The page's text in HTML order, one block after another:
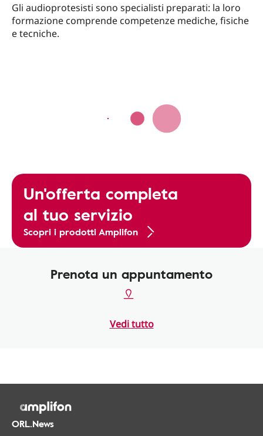
Gli audioprotesisti sono specialisti preparati: la loro
formazione comprende competenze mediche, fisiche
e tecniche.
Un'offerta completa
al tuo servizio
Scopri i prodotti Amplifon
Prenota un appuntamento
Vedi tutto
ORL.News